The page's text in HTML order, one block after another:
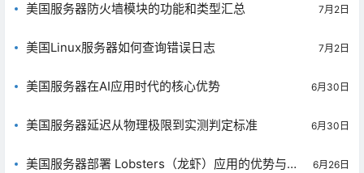
美国服务器防火墙模块的功能和类型汇总 7月2日
美国Linux服务器如何查询错误日志 7月2日
美国服务器在AI应用时代的核心优势 6月30日
美国服务器延迟从物理极限到实测判定标准 6月30日
美国服务器部署 Lobsters（龙虾）应用的优势与全
6月26日